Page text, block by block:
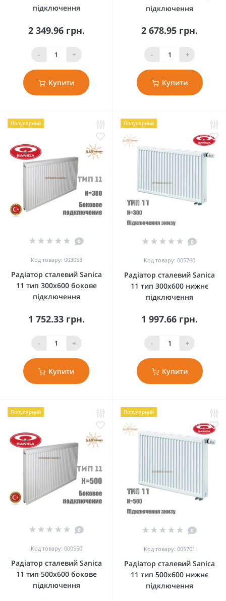
підключення
2 349.96 грн.
- +
Купити
підключення
2 678.95 грн.
- +
Купити
Популярний
0
Код товару: 003053
Радіатор сталевий Sanica
11 тип 300x600 бокове
підключення
1 752.33 грн.
- +
Купити
Популярний
0
Код товару: 005760
Радіатор сталевий Sanica
11 тип 300x600 нижнє
підключення
1 997.66 грн.
- +
Купити
Популярний
0
Код товару: 000550
Радіатор сталевий Sanica
11 тип 500x600 бокове
підключення
Популярний
0
Код товару: 005701
Радіатор сталевий Sanica
11 тип 500x600 нижнє
підключення